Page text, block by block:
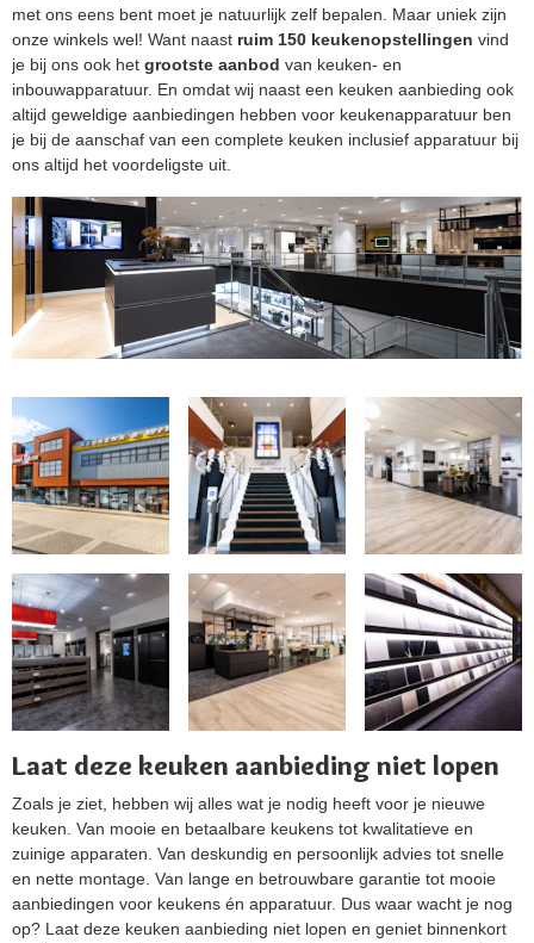
met ons eens bent moet je natuurlijk zelf bepalen. Maar uniek zijn
onze winkels wel! Want naast ruim 150 keukenopstellingen vind
je bij ons ook het grootste aanbod van keuken- en
inbouwapparatuur. En omdat wij naast een keuken aanbieding ook
altijd geweldige aanbiedingen hebben voor keukenapparatuur ben
je bij de aanschaf van een complete keuken inclusief apparatuur bij
ons altijd het voordeligste uit.
Laat deze keuken aanbieding niet lopen
Zoals je ziet, hebben wij alles wat je nodig heeft voor je nieuwe
keuken. Van mooie en betaalbare keukens tot kwalitatieve en
zuinige apparaten. Van deskundig en persoonlijk advies tot snelle
en nette montage. Van lange en betrouwbare garantie tot mooie
aanbiedingen voor keukens én apparatuur. Dus waar wacht je nog
op? Laat deze keuken aanbieding niet lopen en geniet binnenkort